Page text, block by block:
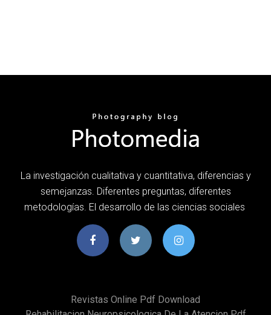
La investigación cualitativa y cuantitativa, diferencias y
semejanzas. Diferentes preguntas, diferentes
metodologías. El desarrollo de las ciencias sociales
Revistas Online Pdf Download